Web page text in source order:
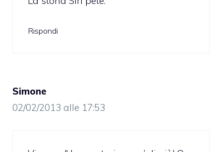
Rispondi
Simone
02/02/2013 alle 17:53